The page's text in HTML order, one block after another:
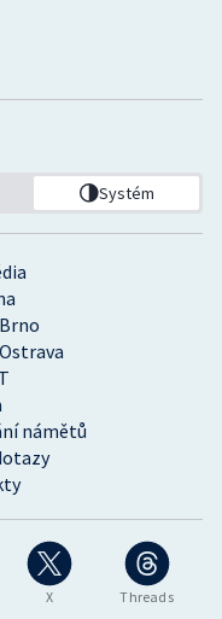
X Threads
námětů
Systém